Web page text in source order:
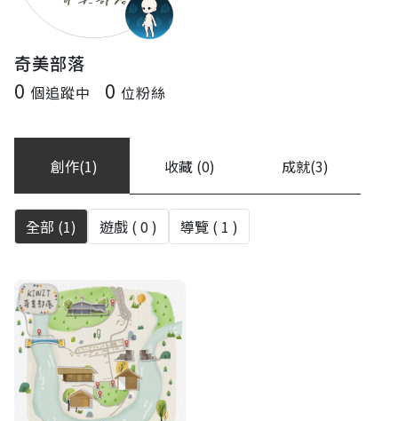
奇美部落
0 個追蹤中 0 位粉絲
創作(1) 收藏 (0) 成就(3)
全部 (1) 遊戲 ( 0) 導覽 ( 1 )